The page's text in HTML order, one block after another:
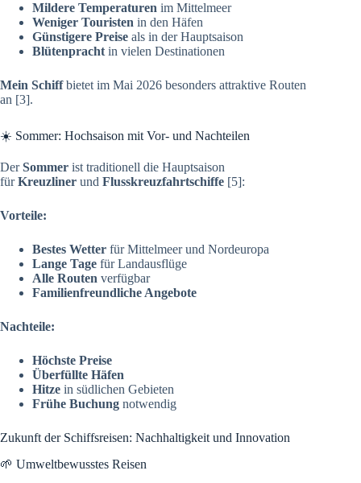
Mildere Temperaturen im Mittelmeer
Weniger Touristen in den Häfen
Günstigere Preise als in der Hauptsaison
Blütenpracht in vielen Destinationen
Mein Schiffbietet im Mai 2026 besonders attraktive Routen
an [3].
☀️ Sommer: Hochsaison mit Vor- und Nachteilen
DerSommer ist traditionell die Hauptsaison
fürKreuzliner und Flusskreuzfahrtschiffe [5]:
Vorteile:
Bestes Wetter für Mittelmeer und Nordeuropa
Lange Tage für Landausflüge
Alle Routen verfügbar
Familienfreundliche Angebote
Nachteile:
Höchste Preise
Überfüllte Häfen
Hitze in südlichen Gebieten
Frühe Buchung notwendig
Zukunft der Schiffsreisen: Nachhaltigkeit und Innovation
🌱 Umweltbewusstes Reisen